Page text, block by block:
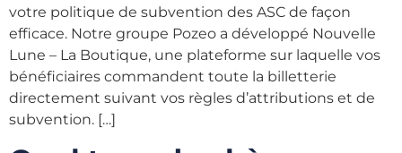
votre politique de subvention des ASC de façon
efficace. Notre groupe Pozeo a développé Nouvelle
Lune – La Boutique, une plateforme sur laquelle vos
bénéficiaires commandent toute la billetterie
directement suivant vos règles d’attributions et de
subvention. […]